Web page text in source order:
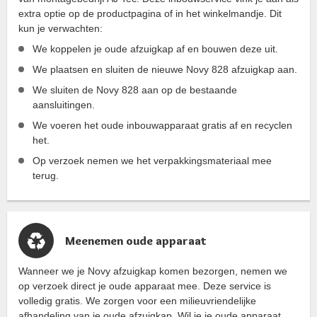
extra optie op de productpagina of in het winkelmandje. Dit
kun je verwachten:
We koppelen je oude afzuigkap af en bouwen deze uit.
We plaatsen en sluiten de nieuwe Novy 828 afzuigkap aan.
We sluiten de Novy 828 aan op de bestaande
aansluitingen.
We voeren het oude inbouwapparaat gratis af en recyclen
het.
Op verzoek nemen we het verpakkingsmateriaal mee
terug.
Meenemen oude apparaat
Wanneer we je Novy afzuigkap komen bezorgen, nemen we
op verzoek direct je oude apparaat mee. Deze service is
volledig gratis. We zorgen voor een milieuvriendelijke